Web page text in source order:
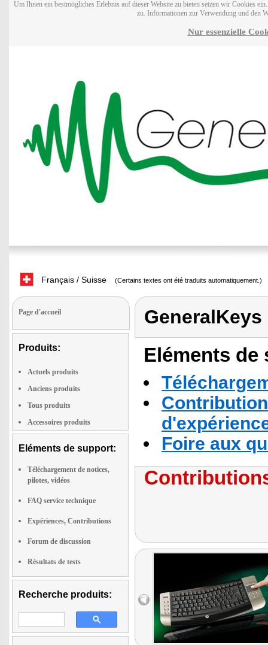
Um Ihnen ein bestmögliches Erlebnis auf dieser Website zu bieten setzen wir Cookies
zu. Informationen zur Verwendung und den
Nur essenzielle
Français / Suisse (Certains textes ont été traduits automatiquement.)
Page d'accueil
Produits:
Actuels produits
Anciens produits
Tous produits
Accessoires produits
Eléments de support:
Téléchargement de notices,
pilotes, vidéos
FAQ service technique
Expériences, Contributions
Forum de discussion
Résultats de tests
Recherche produits:
GeneralKeys
Eléments
Foire aux